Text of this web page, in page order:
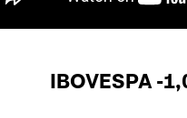
IBOVESPA -